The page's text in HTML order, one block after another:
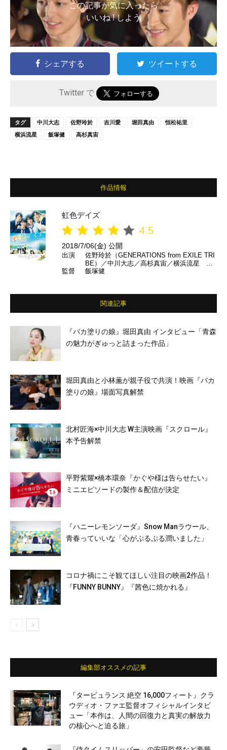
この記事が気に入ったら
いいね ! しよう
シェアする ツイートする
Twitter で
タグ 中川大志 佐野玲於 吉川愛 堀田真由
恒松祐里
横浜流星
飯塚健 高杉真宙
作品情報
虹色デイズ
4.5
2018/7/06(金) 公開
出演
佐野玲於（GENERATIONS from EXILE TRI
BE）／中川大志／高杉真宙／横浜流星 ほ
か
監督 飯塚健
関連記事
『バカ塗りの娘』堀田真由 インタビュー「青森
の魅力がぎゅっと詰まった作品」
堀田真由と小林薫が親子役で共演！映画『バカ
塗りの娘』場面写真解禁
北村匠海×中川大志 W主演映画『スクロール』
本予告解禁
平野紫耀×橋本環奈『かぐや様は告らせたい』
ミニエピソードの製作＆配信が決定
『ハニーレモンソーダ』Snow Manラウール、
⻘春っていいな「心がぷるぷる潤いました」
コロナ禍にこそ観てほしい注目の映画2作品！
『FUNNY BUNNY』『茜色に焼かれる』
編集部オススメの記事
『タービュランス 絶空 16,000フィート』クラ
ウディオ・ファエ監督オフィシャルインタビ
ュー「本作は、人間の回復力と真実の解放力
の核心へと迫る旅」